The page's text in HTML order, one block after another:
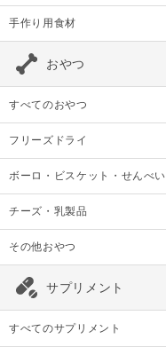
手作り用食材
おやつ
すべてのおやつ
フリーズドライ
ボーロ・ビスケット・せんべい
チーズ・乳製品
その他おやつ
サプリメント
すべてのサプリメント